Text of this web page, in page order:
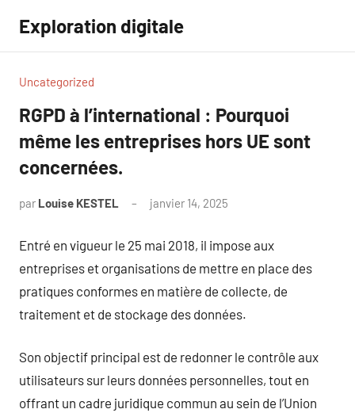
contenu
Exploration digitale
Uncategorized
RGPD à l’international : Pourquoi
même les entreprises hors UE sont
concernées.
par Louise KESTEL janvier 14, 2025
Entré en vigueur le 25 mai 2018, il impose aux
entreprises et organisations de mettre en place des
pratiques conformes en matière de collecte, de
traitement et de stockage des données.
Son objectif principal est de redonner le contrôle aux
utilisateurs sur leurs données personnelles, tout en
offrant un cadre juridique commun au sein de l’Union